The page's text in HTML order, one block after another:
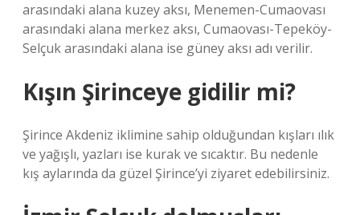
arasındaki alana kuzey aksı, Menemen-Cumaovası
arasındaki alana merkez aksı, Cumaovası-Tepeköy-
Selçuk arasındaki alana ise güney aksı adı verilir.
Kışın Şirinceye gidilir mi?
Şirince Akdeniz iklimine sahip olduğundan kışları ılık
ve yağışlı, yazları ise kurak ve sıcaktır. Bu nedenle
kış aylarında da güzel Şirince’yi ziyaret edebilirsiniz.